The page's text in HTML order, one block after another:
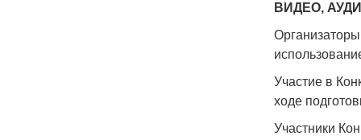
ВИДЕО,
Участие в
ходе
Участники